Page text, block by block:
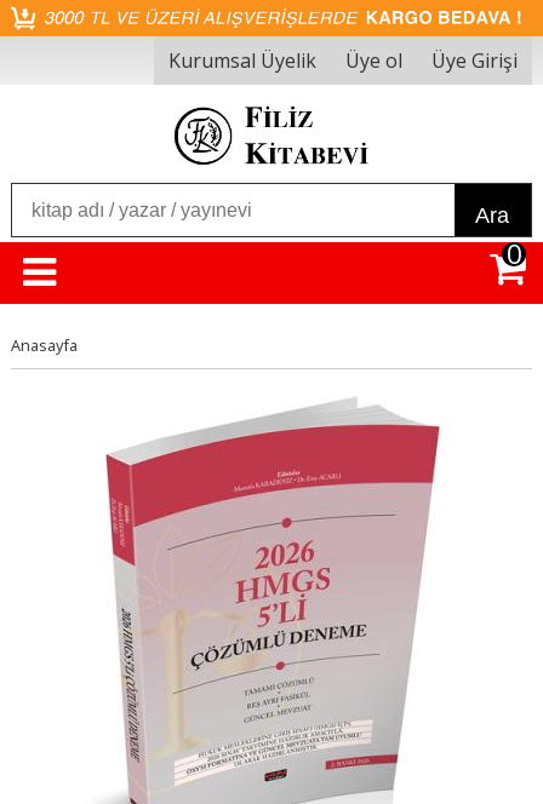
Kurumsal Üyelik Üye ol Üye Girişi
Ara
0
Anasayfa